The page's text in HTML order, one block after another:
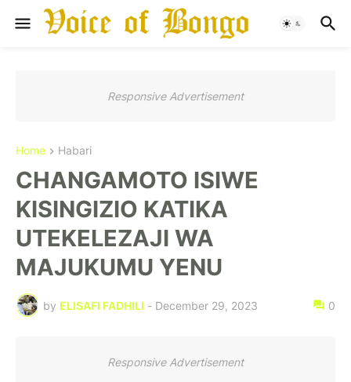
Responsive Advertisement
Home Habari
CHANGAMOTO ISIWE
KISINGIZIO KATIKA
UTEKELEZAJI WA
MAJUKUMU YENU
by ELISAFI FADHILI - December 29, 2023 0
Responsive Advertisement